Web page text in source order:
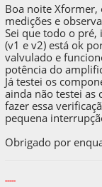
Boa noite Xformer,
medições e
Sei que todo o pré,
(v1 e v2) está ok
valvulado e
potência do
Já testei os
ainda não testei as
fazer essa
pequena
Obrigado por
-----